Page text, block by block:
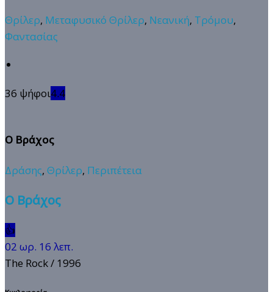
Θρίλερ, Μεταφυσικό Θρίλερ, Νεανική, Τρόμου,
Φαντασίας
36 ψήφοι4.4
Ο Βράχος
Δράσης, Θρίλερ, Περιπέτεια
Ο Βράχος
👍
02 ωρ. 16 λεπ.
The Rock/ 1996